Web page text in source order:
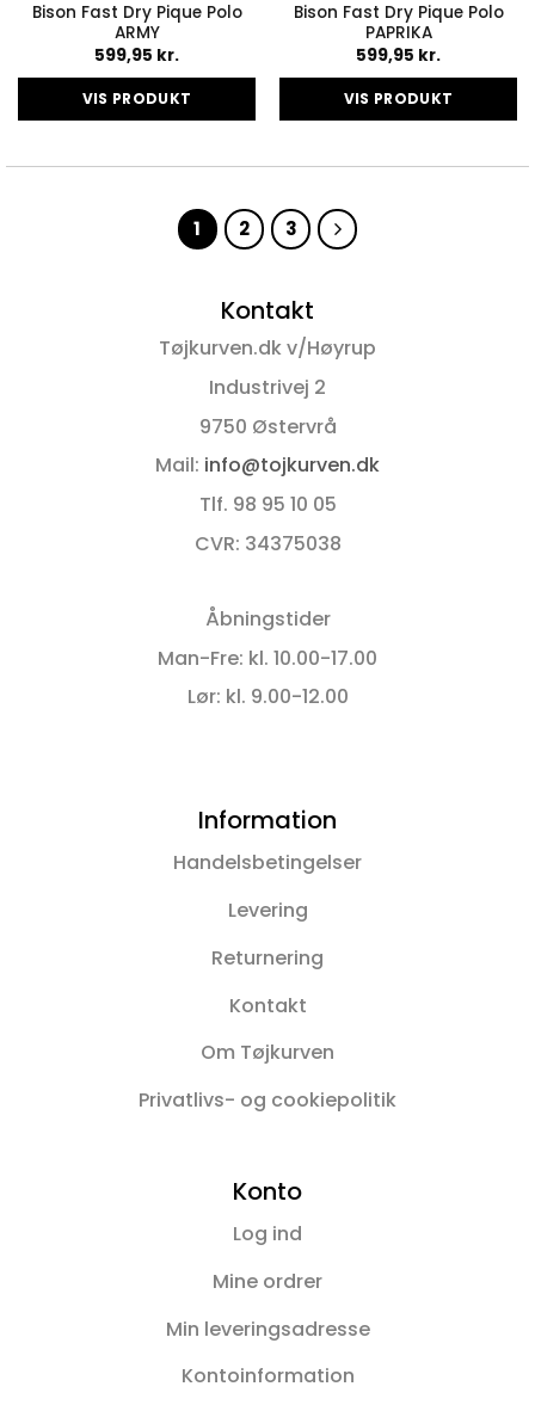
Bison Fast Dry Pique Polo
ARMY
599,95 kr.
VIS PRODUKT
varianter.
Mulighederne
varesiden
Bison Fast Dry Pique Polo
PAPRIKA
599,95 kr.
VIS PRODUKT
1 2 3
Kontakt
Tøjkurven.dk v/Høyrup
Industrivej 2
9750 Østervrå
Mail: info@tojkurven.dk
Tlf. 98 95 10 05
CVR: 34375038
Åbningstider
Man-Fre: kl. 10.00-17.00
Lør: kl. 9.00-12.00
Information
Handelsbetingelser
Levering
Returnering
Kontakt
Om Tøjkurven
Privatlivs- og cookiepolitik
Konto
Log ind
Mine ordrer
Min leveringsadresse
Kontoinformation